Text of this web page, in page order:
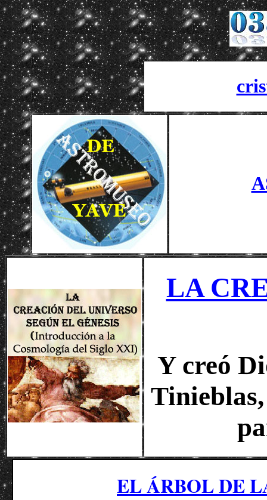
LA
Y creó
EL ÁRBOL DE